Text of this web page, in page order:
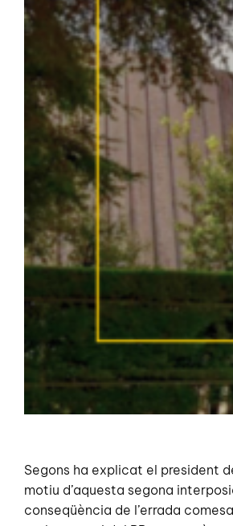
Segons ha explicat el president
motiu d’aquesta segona
conseqüència de l’errada